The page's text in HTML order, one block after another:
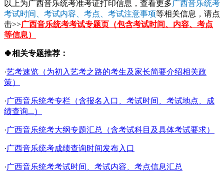
以上为广西音乐统考准考证打印信息，查看更多广西音乐统考
考试时间、考试内容、考点、考试注意事项等相关信息，请点
击>>广西音乐统考考试专题页（包含考试时间、内容、考点
等信息）
🍀相关专题推荐：
·艺考速览（为初入艺考之路的考生及家长简要介绍相关政
策）
·广西音乐统考专栏（含报名入口、考试时间、考试地点、成
绩查询...）
·广西音乐统考大纲专题汇总（含考试科目及具体考试要求）
·广西音乐统考成绩查询时间发布入口
·广西音乐统考考试时间、考试内容、考点信息汇总